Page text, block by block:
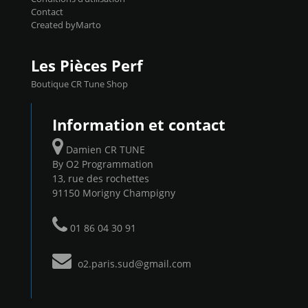
Contact
Created byMarto
Les Pièces Perf
Boutique CR Tune Shop
Information et contact
Damien CR TUNE
By O2 Programmation
13, rue des rochettes
91150 Morigny Champigny
01 86 04 30 91
o2.paris.sud@gmail.com